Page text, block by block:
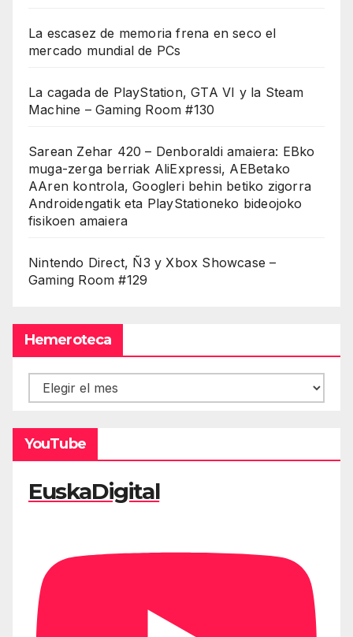
La escasez de memoria frena en seco el
mercado mundial de PCs
La cagada de PlayStation, GTA VI y la Steam
Machine – Gaming Room #130
Sarean Zehar 420 – Denboraldi amaiera: EBko
muga-zerga berriak AliExpressi, AEBetako
AAren kontrola, Googleri behin betiko zigorra
Androidengatik eta PlayStationeko bideojoko
fisikoen amaiera
Nintendo Direct, Ñ3 y Xbox Showcase –
Gaming Room #129
Hemeroteca
Hemeroteca
YouTube
EuskaDigital